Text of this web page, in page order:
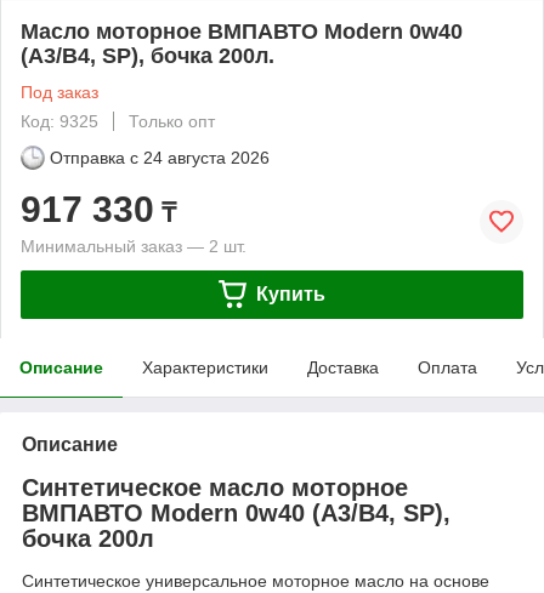
Масло моторное ВМПАВТО Modern 0w40
(A3/B4, SP), бочка 200л.
Под заказ
Код: 9325
Только опт
Отправка с 24 августа 2026
917 330 ₸
Минимальный заказ — 2 шт.
Купить
Описание Характеристики Доставка Оплата
Описание
Синтетическое масло моторное
ВМПАВТО Modern 0w40 (A3/B4, SP),
бочка 200л
Синтетическое универсальное моторное масло на основе